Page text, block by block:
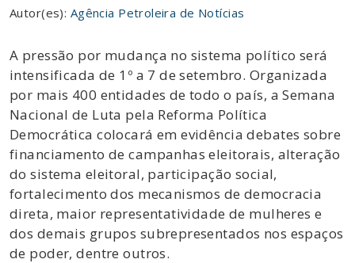
Autor(es): Agência Petroleira de Notícias
A pressão por mudança no sistema político será
intensificada de 1º a 7 de setembro. Organizada
por mais 400 entidades de todo o país, a Semana
Nacional de Luta pela Reforma Política
Democrática colocará em evidência debates sobre
financiamento de campanhas eleitorais, alteração
do sistema eleitoral, participação social,
fortalecimento dos mecanismos de democracia
direta, maior representatividade de mulheres e
dos demais grupos subrepresentados nos espaços
de poder, dentre outros.